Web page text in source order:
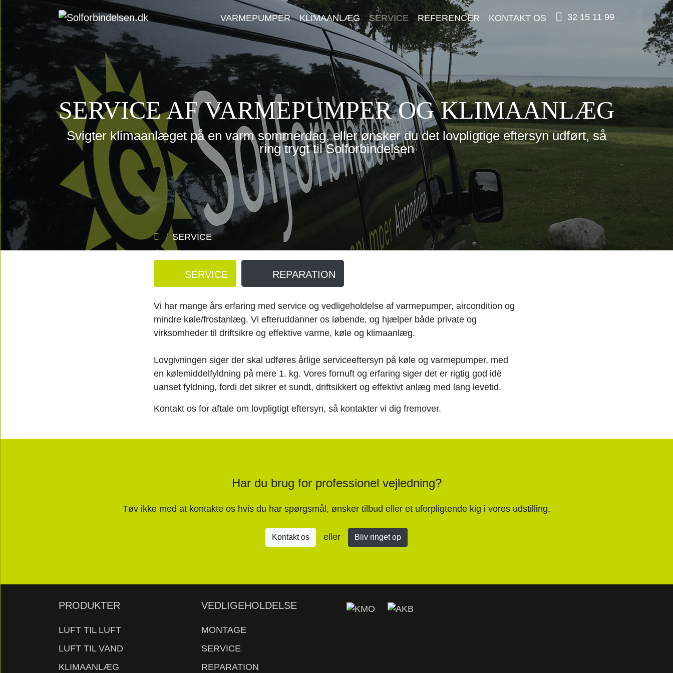
VARMEPUMPER
LUFT TIL VAND
LUFT TIL LUFT
MONTAGE
KLIMAANLÆG
SERVICE
REPARATION
REFERENCER KONTAKT OS 32 15 11 99
SERVICE AF VARMEPUMPER OG KLIMAANLÆG
Svigter klimaanlæget på en varm sommerdag, eller ønsker du det lovpligtige eftersyn udført, så
ring trygt til Solforbindelsen
SERVICE
SERVICE REPARATION
Vi har mange års erfaring med service og vedligeholdelse af varmepumper, aircondition og
mindre køle/frostanlæg. Vi efteruddanner os løbende, og hjælper både private og
virksomheder til driftsikre og effektive varme, køle og klimaanlæg.
Lovgivningen siger der skal udføres årlige serviceeftersyn på køle og varmepumper, med
en kølemiddelfyldning på mere 1. kg. Vores fornuft og erfaring siger det er rigtig god idë
uanset fyldning, fordi det sikrer et sundt, driftsikkert og effektivt anlæg med lang levetid.
Kontakt os for aftale om lovpligtigt eftersyn, så kontakter vi dig fremover.
Har du brug for professionel vejledning?
Tøv ikke med at kontakte os hvis du har spørgsmål, ønsker tilbud eller et uforpligtende kig i vores udstilling.
Kontakt os eller Bliv ringet op
PRODUKTER
LUFT TIL LUFT
LUFT TIL VAND
KLIMAANLÆG
VEDLIGEHOLDELSE
MONTAGE
SERVICE
REPARATION